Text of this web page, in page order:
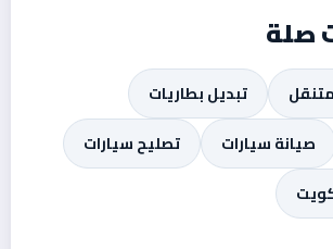
صلة
تبديل بطاريات
صيانة سيارات
تصليح سيارات